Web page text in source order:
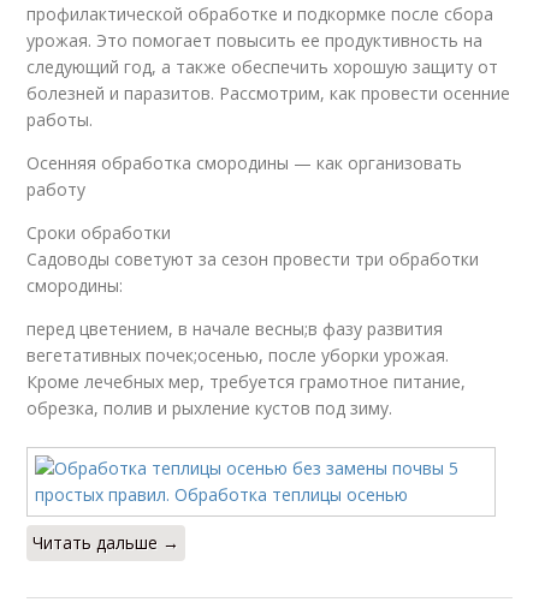
профилактической обработке и подкормке после сбора
урожая. Это помогает повысить ее продуктивность на
следующий год, а также обеспечить хорошую защиту от
болезней и паразитов. Рассмотрим, как провести осенние
работы.
Осенняя обработка смородины — как организовать
работу
Сроки обработки
Садоводы советуют за сезон провести три обработки
смородины:
перед цветением, в начале весны;в фазу развития
вегетативных почек;осенью, после уборки урожая.
Кроме лечебных мер, требуется грамотное питание,
обрезка, полив и рыхление кустов под зиму.
Читать дальше →